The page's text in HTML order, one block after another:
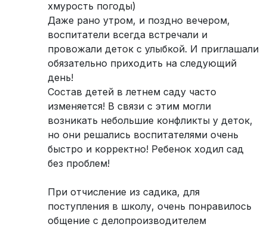
хмурость погоды)
Даже рано утром, и поздно вечером,
воспитатели всегда встречали и
провожали деток с улыбкой. И приглашали
обязательно приходить на следующий
день!
Состав детей в летнем саду часто
изменяется! В связи с этим могли
возникать небольшие конфликты у деток,
но они решались воспитателями очень
быстро и корректно! Ребенок ходил сад
без проблем!
При отчисление из садика, для
поступления в школу, очень понравилось
общение с делопроизводителем